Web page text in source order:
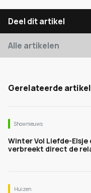
Deel dit artikel
Alle artikelen
Gerelateerde
Shownieuws
Winter Vol Liefde-
verbreekt direct de
Huizen